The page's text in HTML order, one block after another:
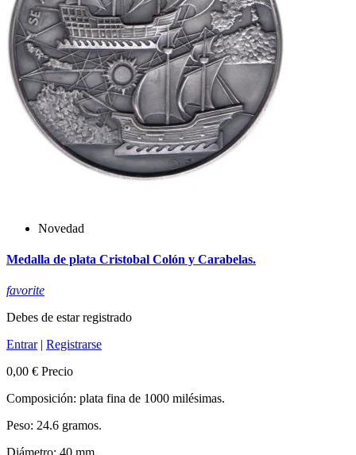
Novedad
Medalla de plata Cristobal Colón y Carabelas.
favorite
Debes de estar registrado
Entrar| Registrarse
0,00 € Precio
Composición: plata fina de 1000 milésimas.
Peso: 24.6 gramos.